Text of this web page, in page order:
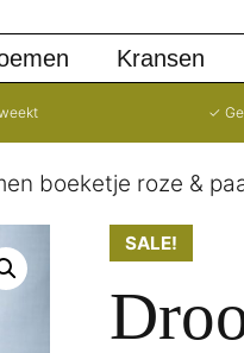
Kransen
✓
boeketje roze &
SALE!